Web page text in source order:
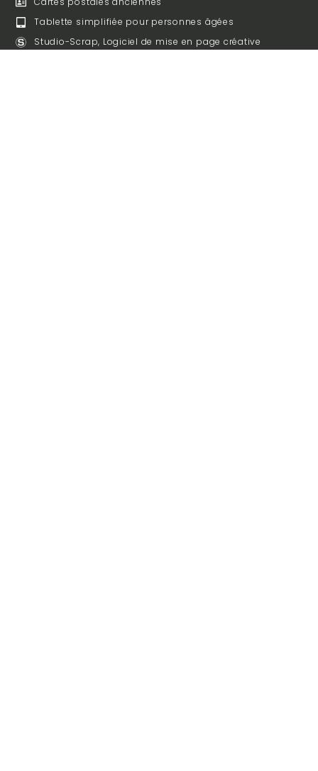
Tablette simplifiée pour personnes âgées
Studio-Scrap, Logiciel de mise en page créative